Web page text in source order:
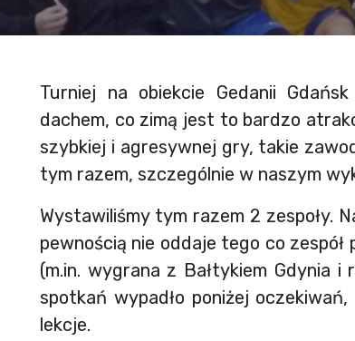
Turniej na obiekcie Gedanii
dachem, co zimą jest to bardzo
szybkiej i agresywnej gry, takie
tym razem, szczególnie w naszym
Wystawiliśmy tym razem 2 zespoły.
pewnością nie oddaje tego co
(m.in. wygrana z Bałtykiem Gdynia
spotkań wypadło poniżej
lekcje.